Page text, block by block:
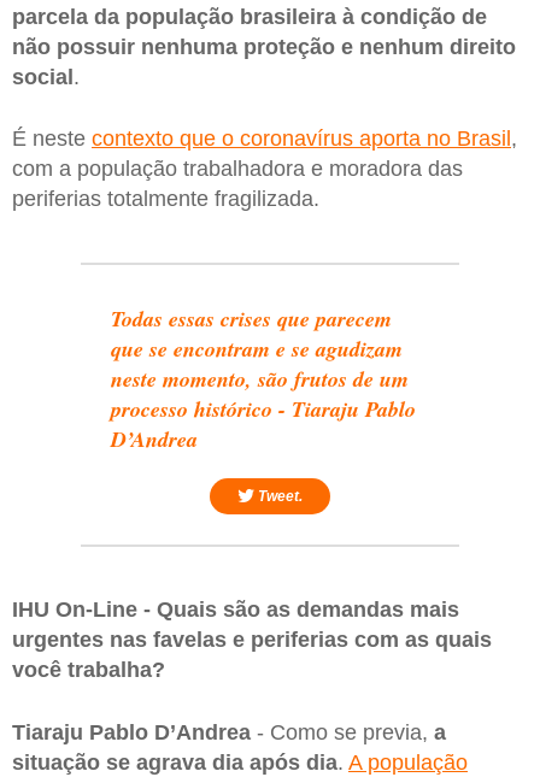
parcela da população brasileira à condição de
não possuir nenhuma proteção e nenhum direito
social.
É neste contexto que o coronavírus aporta no Brasil ,
com a população trabalhadora e moradora das
periferias totalmente fragilizada.
Todas essas crises que parecem
que se encontram e se agudizam
neste momento, são frutos de um
processo histórico - Tiaraju Pablo
D’Andrea
Tweet.
IHU On-Line - Quais são as demandas mais
urgentes nas favelas e periferias com as quais
você trabalha?
Tiaraju Pablo D’Andrea - Como se previa, a
situação se agrava dia após dia. A população